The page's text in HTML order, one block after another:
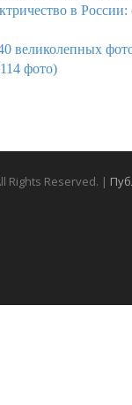
в
великолепных
фото)
Rights Reserved. |